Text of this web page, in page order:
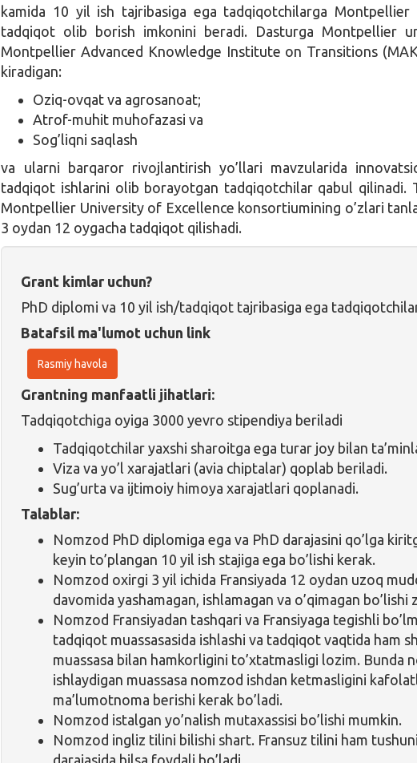
kamida 10 yil ish tajribasiga ega tadqiqotchilarga Montpellier
tadqiqot olib borish imkonini beradi. Dasturga Montpellier
Montpellier Advanced Knowledge Institute on Transitions
kiradigan:
Oziq-ovqat va agrosanoat;
Atrof-muhit muhofazasi va
Sog’liqni saqlash
va ularni barqaror rivojlantirish yo’llari mavzularida
tadqiqot ishlarini olib borayotgan tadqiqotchilar qabul qilinadi.
Montpellier University of Excellence konsortiumining o’zlari
3 oydan 12 oygacha tadqiqot qilishadi.
Grant kimlar uchun?
PhD diplomi va 10 yil ish/tadqiqot tajribasiga ega
Batafsil ma'lumot uchun link
Rasmiy havola
Grantning manfaatli jihatlari:
Tadqiqotchiga oyiga 3000 yevro stipendiya beriladi
Tadqiqotchilar yaxshi sharoitga ega turar joy bilan
Viza va yo’l xarajatlari (avia chiptalar) qoplab beriladi.
Sug’urta va ijtimoiy himoya xarajatlari qoplanadi.
Talablar:
Nomzod PhD diplomiga ega va PhD darajasini qo’lga
keyin to’plangan 10 yil ish stajiga ega bo’lishi kerak.
Nomzod oxirgi 3 yil ichida Fransiyada 12 oydan uzoq
davomida yashamagan, ishlamagan va o’qimagan bo’lishi
Nomzod Fransiyadan tashqari va Fransiyaga tegishli
tadqiqot muassasasida ishlashi va tadqiqot vaqtida ham
muassasa bilan hamkorligini to’xtatmasligi lozim. Bunda
ishlaydigan muassasa nomzod ishdan ketmasligini
ma’lumotnoma berishi kerak bo’ladi.
Nomzod istalgan yo’nalish mutaxassisi bo’lishi mumkin.
Nomzod ingliz tilini bilishi shart. Fransuz tilini ham
darajasida bilsa foydali bo’ladi.